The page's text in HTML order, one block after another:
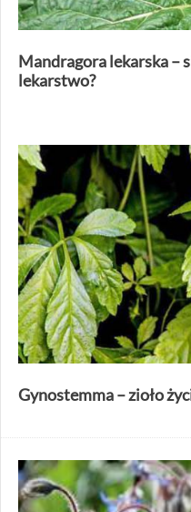
Mandragora lekarska –
lekarstwo?
Gynostemma – zioło